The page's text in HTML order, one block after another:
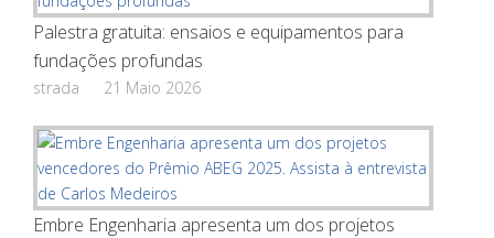
Palestra gratuita: ensaios e equipamentos para
fundações profundas
strada 21 Maio 2026
Embre Engenharia apresenta um dos projetos